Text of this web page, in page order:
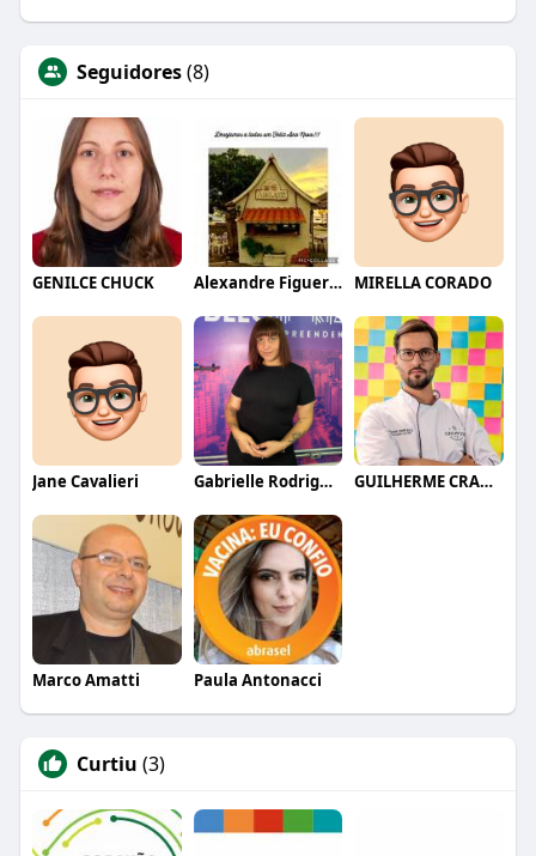
Seguidores(8)
GENILCE CHUCK Alexandre Figueras MIRELLA CORADO
Jane Cavalieri Gabrielle Rodrigues GUILHERME CRAMER BALLE
Marco Amatti Paula Antonacci
Curtiu (3)